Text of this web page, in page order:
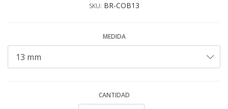
SKU: BR-COB13
MEDIDA
CANTIDAD